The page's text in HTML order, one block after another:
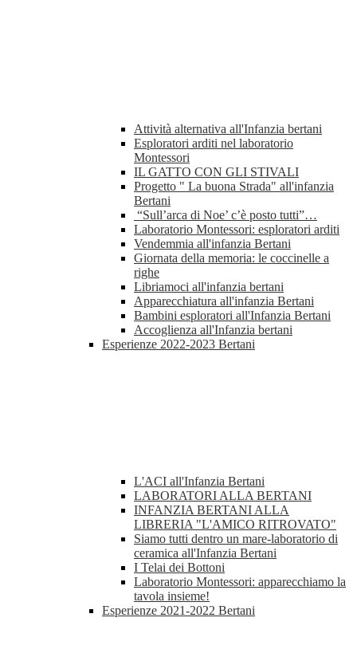
Attività alternativa all'Infanzia bertani
Esploratori arditi nel laboratorio
Montessori
IL GATTO CON GLI STIVALI
Progetto " La buona Strada" all'infanzia
Bertani
“Sull’arca di Noe’ c’è posto tutti”…
Laboratorio Montessori: esploratori arditi
Vendemmia all'infanzia Bertani
Giornata della memoria: le coccinelle a
righe
Libriamoci all'infanzia bertani
Apparecchiatura all'infanzia Bertani
Bambini esploratori all'Infanzia Bertani
Accoglienza all'Infanzia bertani
Esperienze 2022-2023 Bertani
L'ACI all'Infanzia Bertani
LABORATORI ALLA BERTANI
INFANZIA BERTANI ALLA
LIBRERIA "L'AMICO RITROVATO"
Siamo tutti dentro un mare-laboratorio di
ceramica all'Infanzia Bertani
I Telai dei Bottoni
Laboratorio Montessori: apparecchiamo la
tavola insieme!
Esperienze 2021-2022 Bertani